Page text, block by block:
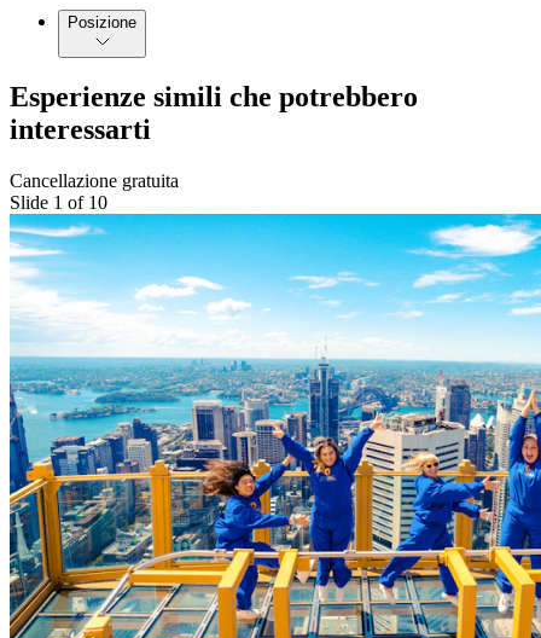
Posizione
Esperienze simili che potrebbero
interessarti
Cancellazione gratuita
Slide 1 of 10